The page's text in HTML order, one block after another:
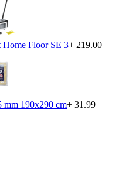
Home Floor SE 3+ 219.00
mm 190x290 cm+ 31.99